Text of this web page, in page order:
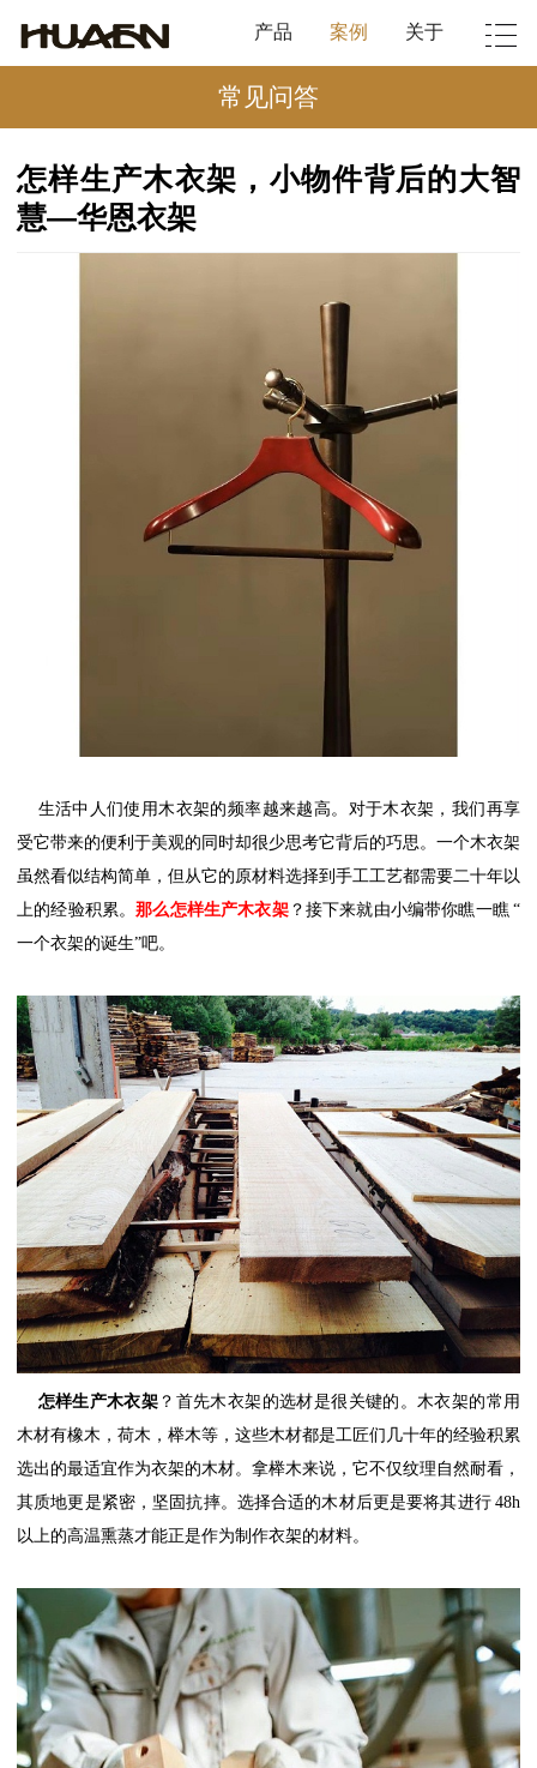
产品 案例 关于
常见问答
怎样生产木衣架，小物件背后的大智
慧—华恩衣架
生活中人们使用木衣架的频率越来越高。对于木衣架，我们再享
受它带来的便利于美观的同时却很少思考它背后的巧思 。一个木衣架
虽然看似结构简单，但从它的原材料选择到手工工艺都需要二十年以
上的经验积累。那么怎样生产木衣架？接下来就由小编带你瞧一瞧 “
一个衣架的诞生”吧。
怎样生产木衣架 ？首先木衣架的选材是很关键的。木衣架的常用
木材有橡木，荷木，榉木等，这些木材都是工匠们几十年的经验积累
选出的最适宜作为衣架的木材。拿榉木来说，它不仅纹理自然耐看，
其质地更是紧密，坚固抗摔。选择合适的木材后更是要将其进行 48h
以上的高温熏蒸才能正是作为制作衣架的材料。